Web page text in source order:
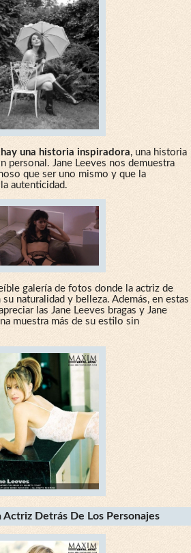
una historia inspiradora, una historia
personal. Jane Leeves nos demuestra
que ser uno mismo y que la
autenticidad.
galería de fotos donde la actriz de
naturalidad y belleza. Además, en estas
las Jane Leeves bragas y Jane
muestra más de su estilo sin
Actriz Detrás De Los Personajes